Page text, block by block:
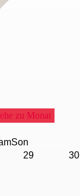
zu Monat
Son
29 30